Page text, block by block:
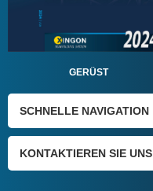
GERÜST
SCHNELLE NAVIGATION
KONTAKTIEREN SIE UNS